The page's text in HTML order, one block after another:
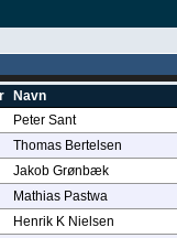
Navn
Peter Sant
Thomas Bertelsen
Jakob Grønbæk
Mathias Pastwa
Henrik K Nielsen